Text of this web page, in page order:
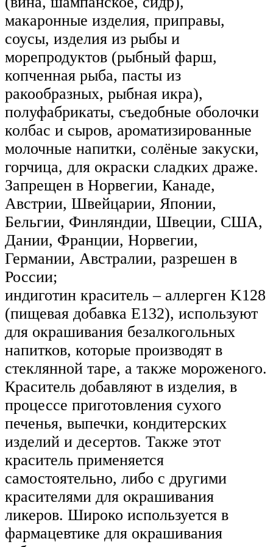
макаронные изделия, приправы,
соусы, изделия из рыбы и
морепродуктов (рыбный фарш,
копченная рыба, пасты из
ракообразных, рыбная икра),
полуфабрикаты, съедобные оболочки
колбас и сыров, ароматизированные
молочные напитки, солёные закуски,
горчица, для окраски сладких драже.
Запрещен в Норвегии, Канаде,
Австрии, Швейцарии, Японии,
Бельгии, Финляндии, Швеции, США,
Дании, Франции, Норвегии,
Германии, Австралии, разрешен в
России;
индиготин краситель – аллерген K128
(пищевая добавка Е132), используют
для окрашивания безалкогольных
напитков, которые производят в
стеклянной таре, а также мороженого.
Краситель добавляют в изделия, в
процессе приготовления сухого
печенья, выпечки, кондитерских
изделий и десертов. Также этот
краситель применяется
самостоятельно, либо с другими
красителями для окрашивания
ликеров. Широко используется в
фармацевтике для окрашивания